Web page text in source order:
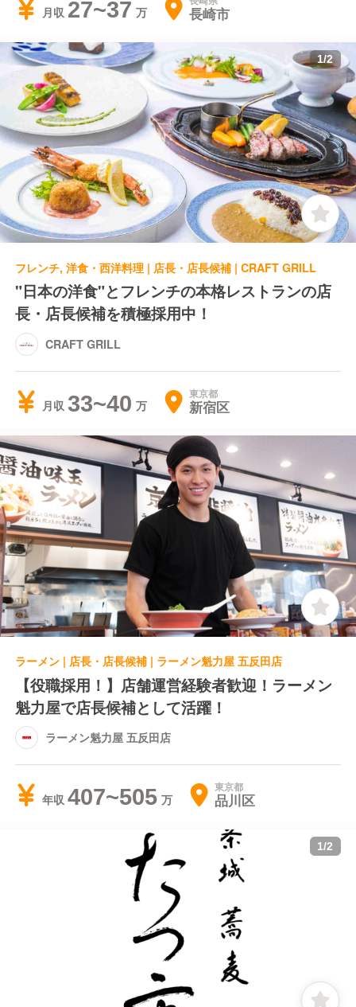
月収 27~37 長崎市
1/2
フレンチ, 洋食・西洋料理 | 店長・店長候補 | CRAFT GRILL
"日本の洋食"とフレンチの本格レストランの店
長・店長候補を積極採用中！
CRAFT GRILL
月収 33~40 東京都
新宿区
ラーメン | 店長・店長候補 | ラーメン魁力屋 五反田店
【役職採用！】店舗運営経験者歓迎！ラーメン
魁力屋で店長候補として活躍！
ラーメン魁力屋 五反田店
年収 407~505 東京都
品川区
1/2